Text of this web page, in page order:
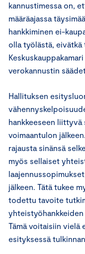
kannustimessa on,
määräajassa
hankkiminen ei-
olla työlästä,
verokannustin
Hallituksen
hankkeeseen
voimaantulon
rajausta sinänsä
myös sellaiset
jälkeen. Tätä tukee
todettu tavoite
yhteistyöhankkeiden
Tämä voitaisiin vielä
esityksessä